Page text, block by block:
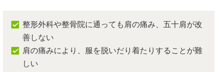
整形外科や整骨院に通っても肩の痛み、五十肩が改
善しない
肩の痛みにより、服を脱いだり着たりすることが難
しい